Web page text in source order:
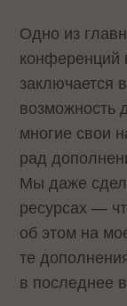
Одно из
конференций
заключается
возможность
многие свои
рад
Мы даже
ресурсах —
об этом на
те
в последнее